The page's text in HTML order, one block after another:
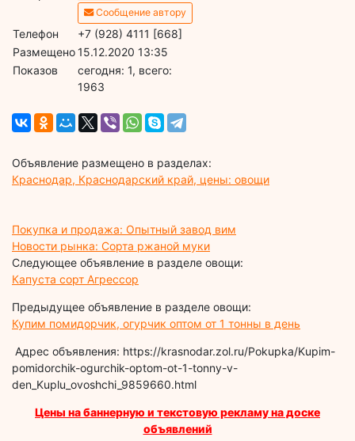
Сообщение автору
Телефон
+7 (928) 4111 [668]
Размещено15.12.2020 13:35
Показов
cегодня: 1, всего:
1963
Объявление размещено в разделах:
Краснодар, Краснодарский край, цены: овощи
Покупка и продажа: Опытный завод вим
Новости рынка: Сорта ржаной муки
Следующее объявление в разделе овощи:
Капуста сорт Агрессор
Предыдущее объявление в разделе овощи:
Купим помидорчик, огурчик оптом от 1 тонны в день
Адрес объявления: https://krasnodar.zol.ru/Pokupka/Kupim-
pomidorchik-ogurchik-optom-ot-1-tonny-v-
den_Kuplu_ovoshchi_9859660.html
Цены на баннерную и текстовую рекламу на доске
объявлений